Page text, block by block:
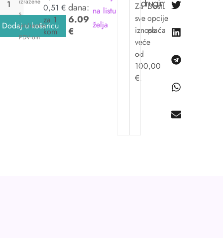
Dodaj u košaricu
s
uračunatim
PDV-om
0,51 €
za 1
kom
dana:
6.09
€
na listu
želja
Za
sve
iznose
veće
od
100,00
€.
Dostupne
opcije
plaćanja.
drugima: